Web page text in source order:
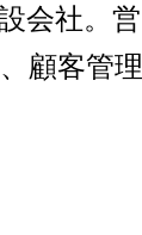
会社。営
顧客管理